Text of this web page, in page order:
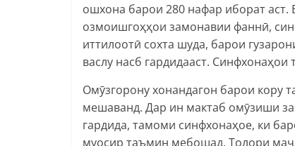
ошхона барои 280 нафар иборат
озмоишгоҳҳои замонавии фаннӣ,
иттилоотӣ сохта шуда, барои
васлу насб гардидааст.
Омӯзгорону хонандагон барои кору
мешаванд. Дар ин мактаб омӯзиши
гардида, тамоми синфхонаҳое, ки
муосир таъмин мебошад. Толори